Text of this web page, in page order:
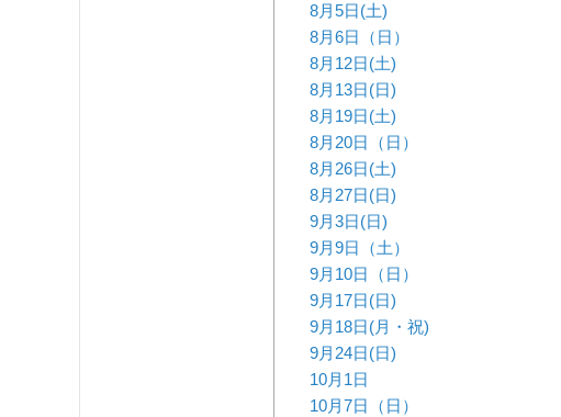
8月5日(土)
8月6日（日）
8月12日(土)
8月13日(日)
8月19日(土)
8月20日（日）
8月26日(土)
8月27日(日)
9月3日(日)
9月9日（土）
9月10日（日）
9月17日(日)
9月18日(月・祝)
9月24日(日)
10月1日
10月7日（日）